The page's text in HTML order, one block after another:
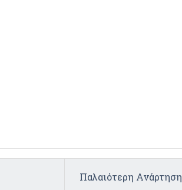
Παλαιότερη Ανάρτηση